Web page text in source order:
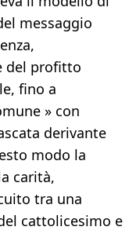
messaggio
del profitto
fino a
» con
derivante
modo la
carità,
tra una
cattolicesimo e